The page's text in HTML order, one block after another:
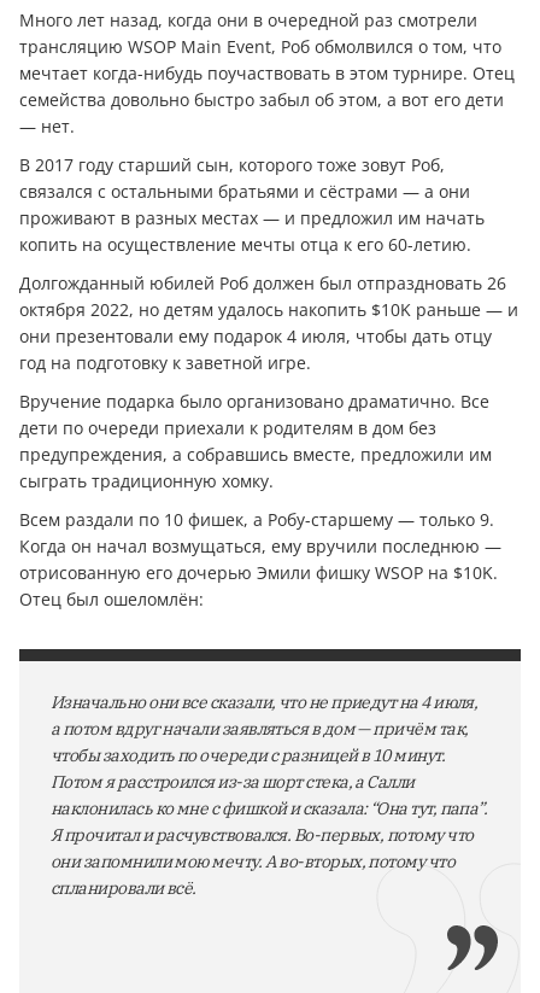
Много лет назад, когда они в очередной раз смотрели
трансляцию WSOP Main Event, Роб обмолвился о том, что
мечтает когда-нибудь поучаствовать в этом турнире. Отец
семейства довольно быстро забыл об этом, а вот его дети
— нет.
В 2017 году старший сын, которого тоже зовут Роб,
связался с остальными братьями и сёстрами — а они
проживают в разных местах — и предложил им начать
копить на осуществление мечты отца к его 60-летию.
Долгожданный юбилей Роб должен был отпраздновать 26
октября 2022, но детям удалось накопить $10K раньше — и
они презентовали ему подарок 4 июля, чтобы дать отцу
год на подготовку к заветной игре.
Вручение подарка было организовано драматично. Все
дети по очереди приехали к родителям в дом без
предупреждения, а собравшись вместе, предложили им
сыграть традиционную хомку.
Всем раздали по 10 фишек, а Робу-старшему — только 9.
Когда он начал возмущаться, ему вручили последнюю —
отрисованную его дочерью Эмили фишку WSOP на $10K.
Отец был ошеломлён:
Изначально они все сказали, что не приедут на 4 июля,
а потом вдруг начали заявляться в дом — причём так,
чтобы заходить по очереди с разницей в 10 минут.
Потом я расстроился из-за шорт стека, а Салли
наклонилась ко мне с фишкой и сказала: “Она тут, папа”.
Я прочитал и расчувствовался. Во-первых, потому что
они запомнили мою мечту. А во-вторых, потому что
спланировали всё.